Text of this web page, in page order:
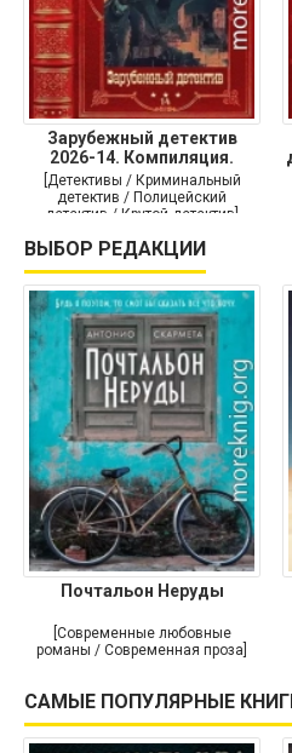
Зарубежный детектив
2026-14. Компиляция.
Книги
[Детективы / Криминальный
детектив / Полицейский
детектив / Крутой детектив]
ВЫБОР РЕДАКЦИИ
Почтальон Неруды
[Современные любовные
романы / Современная проза]
САМЫЕ ПОПУЛЯРНЫЕ